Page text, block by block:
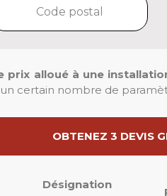
prix alloué à une
certain nombre de
OBTENEZ 3 DEVIS
Désignation